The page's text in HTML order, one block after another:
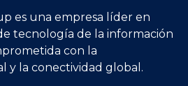
es una empresa líder en
tecnología de la información
con la
y la conectividad global.